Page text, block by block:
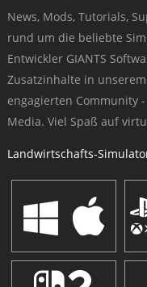
News, Mods, Tutorials,
rund um die beliebte
Entwickler GIANTS
Zusatzinhalte in
engagierten Community
Media. Viel Spaß auf
Landwirtschafts-